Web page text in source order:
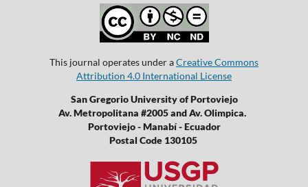
This journal operates under aCreative Commons
Attribution 4.0 International License
San Gregorio University of Portoviejo
Av. Metropolitana #2005 and Av. Olimpica.
Portoviejo - Manabí - Ecuador
Postal Code 130105